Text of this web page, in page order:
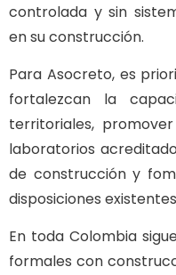
controlada y sin
en su construcción.
Para Asocreto, es
fortalezcan la
territoriales,
laboratorios
de construcción y
disposiciones
En toda Colombia
formales con